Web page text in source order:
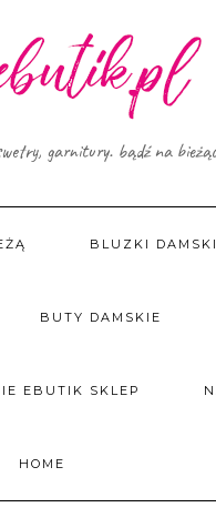
garnitury. bądź na
BLUZKI
BUTY DAMSKIE
EBUTIK SKLEP
HOME